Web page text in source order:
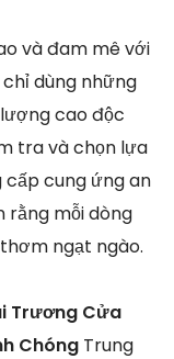
và đam mê với
dùng những
cao độc
tra và chọn lựa
cung ứng an
rằng mỗi dòng
ngạt ngào.
Trương Cửa
Chóng Trung